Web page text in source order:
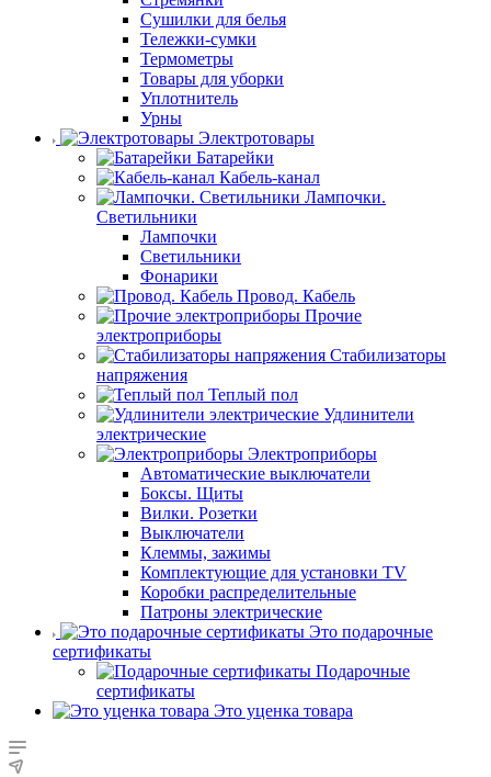
Сушилки для белья
Тележки-сумки
Термометры
Товары для уборки
Уплотнитель
Урны
Электротовары
Батарейки
Кабель-канал
Лампочки.
Светильники
Лампочки
Светильники
Фонарики
Провод. Кабель
Прочие
электроприборы
Стабилизаторы
напряжения
Теплый пол
Удлинители
электрические
Электроприборы
Автоматические выключатели
Боксы. Щиты
Вилки. Розетки
Выключатели
Клеммы, зажимы
Комплектующие для установки TV
Коробки распределительные
Патроны электрические
Это подарочные
сертификаты
Подарочные
сертификаты
Это уценка товара